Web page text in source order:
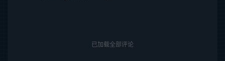
已加载全部评论